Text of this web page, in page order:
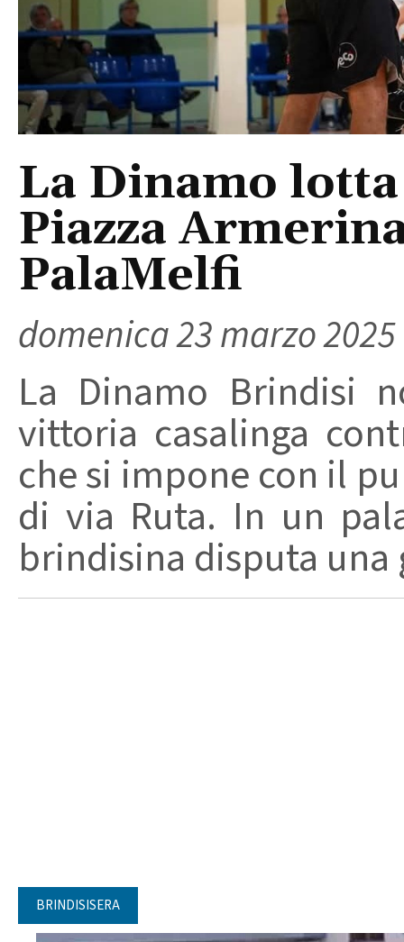
La Dinamo
Piazza
PalaMelfi
domenica 23 marzo 2025
La Dinamo Brindisi
vittoria casalinga
che si impone con il
di via Ruta. In un
brindisina disputa una
BRINDISISERA